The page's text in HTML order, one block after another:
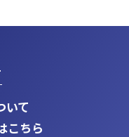
いて
こちら